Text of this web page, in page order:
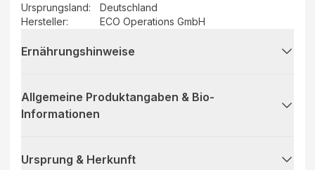
Ursprungsland:
Deutschland
Hersteller: ECO Operations GmbH
Ernährungshinweise
Allgemeine Produktangaben & Bio-
Informationen
Ursprung & Herkunft